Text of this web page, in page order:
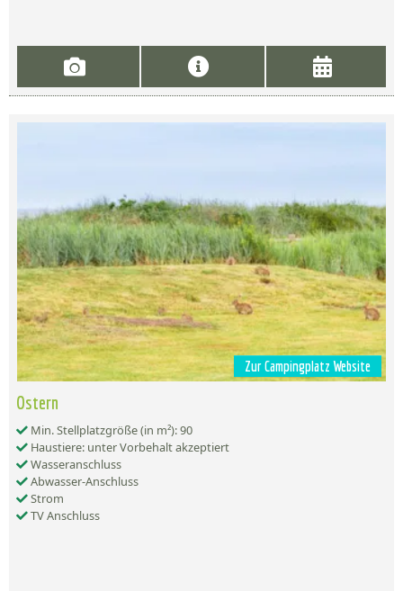
Zur Campingplatz Website
Ostern
Min. Stellplatzgröße (in m²): 90
Haustiere: unter Vorbehalt akzeptiert
Wasseranschluss
Abwasser-Anschluss
Strom
TV Anschluss